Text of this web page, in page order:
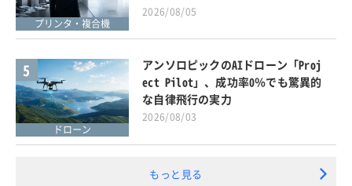
プリンタ・複合機
2026/08/05
5
ドローン
アンソロピックのAIドローン「Proj
ect Pilot」、成功率0％でも驚異的
な自律飛行の実力
2026/08/03
もっと見る